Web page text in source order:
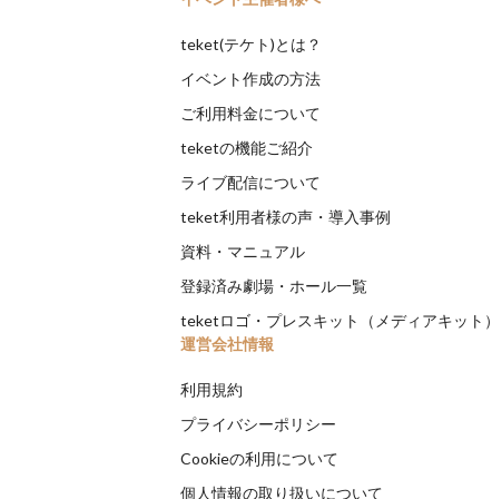
teket(テケト)とは？
イベント作成の方法
ご利用料金について
teketの機能ご紹介
ライブ配信について
teket利用者様の声・導入事例
資料・マニュアル
登録済み劇場・ホール一覧
teketロゴ・プレスキット（メディアキット）
運営会社情報
利用規約
プライバシーポリシー
Cookieの利用について
個人情報の取り扱いについて